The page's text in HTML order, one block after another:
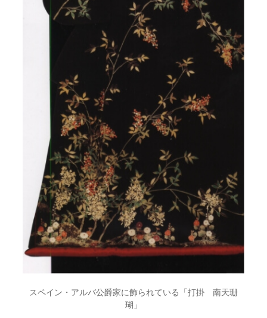
スペイン・アルバ公爵家に飾られている「打掛 南天珊
瑚」